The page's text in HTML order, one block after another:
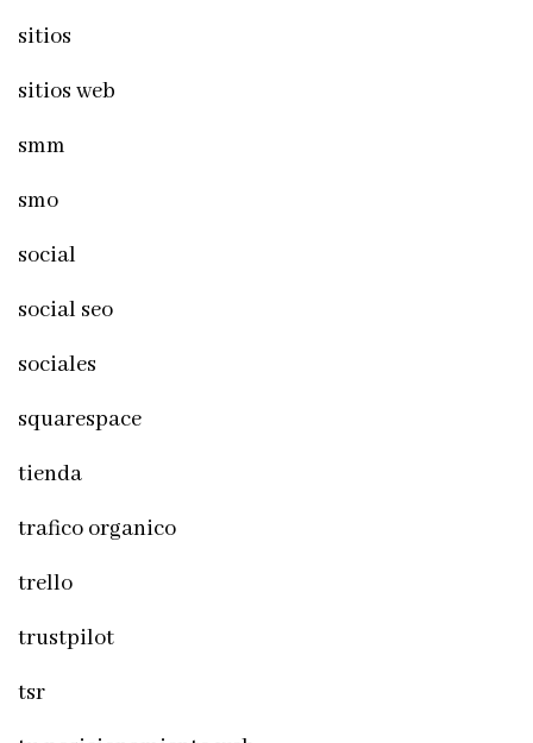
sitios
sitios web
smm
smo
social
social seo
sociales
squarespace
tienda
trafico organico
trello
trustpilot
tsr